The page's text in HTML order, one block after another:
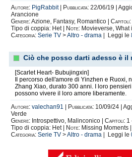
Autore: PigRabbit| Pubblicata: 22/06/19 |
Arancione
Genere:Azione, Fantasy, Romantico | Capitoli:
Tipo di coppia: Het |
Note: Movieverse, What
Categoria: Serie TV >Altro - drama | Leggi le
Ciò che posso darti adesso è il
[Scarlet Heart- Bubujingxin]
Il percorso dell'amore di Yinzhen e Ruoxi,
Zhang Xiao, durato 300 anni. I loro
possono vivere il loro amore liberamente.
Autore: valechan91 Pubblicata: 10/09/24 |
Verde
Genere: Introspettivo, Malinconico | Capitoli: 1
Tipo di coppia: Het |
Note: Missing Moments |
Categoria: Serie TV >Altro - drama | Leggi le